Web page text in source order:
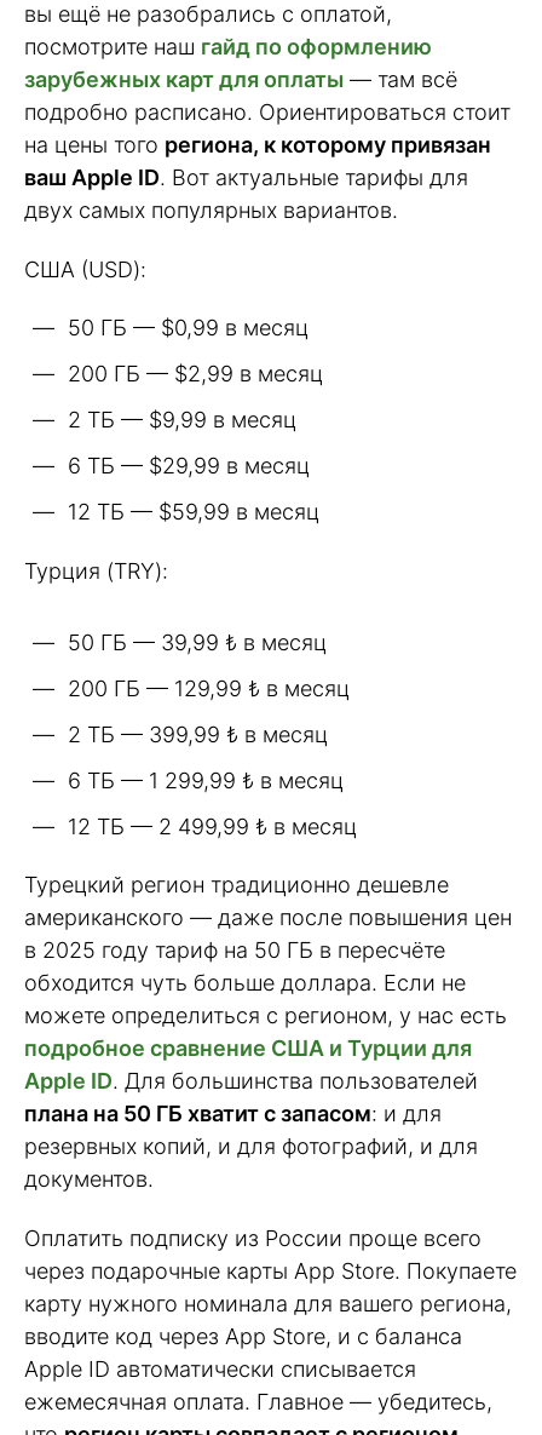
вы ещё не разобрались с оплатой,
посмотрите наш гайд по оформлению
зарубежных карт для оплаты — там всё
подробно расписано. Ориентироваться стоит
на цены того региона, к которому привязан
ваш Apple ID. Вот актуальные тарифы для
двух самых популярных вариантов.
США (USD):
50 ГБ — $0,99 в месяц
200 ГБ — $2,99 в месяц
2 ТБ — $9,99 в месяц
6 ТБ — $29,99 в месяц
12 ТБ — $59,99 в месяц
Турция (TRY):
50 ГБ — 39,99 ₺ в месяц
200 ГБ — 129,99 ₺ в месяц
2 ТБ — 399,99 ₺ в месяц
6 ТБ — 1 299,99 ₺ в месяц
12 ТБ — 2 499,99 ₺ в месяц
Турецкий регион традиционно дешевле
американского — даже после повышения цен
в 2025 году тариф на 50 ГБ в пересчёте
обходится чуть больше доллара. Если не
можете определиться с регионом, у нас есть
подробное сравнение США и Турции для
Apple ID. Для большинства пользователей
плана на 50 ГБ хватит с запасом: и для
резервных копий, и для фотографий, и для
документов.
Оплатить подписку из России проще всего
через подарочные карты App Store. Покупаете
карту нужного номинала для вашего региона,
вводите код через App Store, и с баланса
Apple ID автоматически списывается
ежемесячная оплата. Главное — убедитесь,